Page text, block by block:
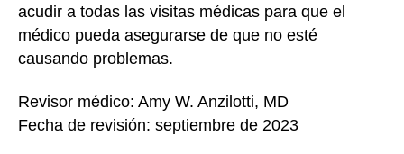
acudir a todas las visitas médicas para que el
médico pueda asegurarse de que no esté
causando problemas.
Revisor médico: Amy W. Anzilotti, MD
Fecha de revisión: septiembre de 2023